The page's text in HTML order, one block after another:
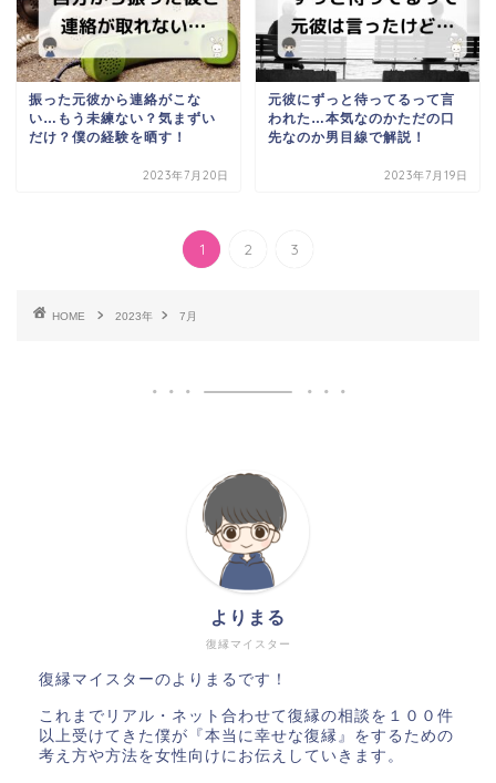
振った元彼から連絡がこな
い…もう未練ない？気まずい
だけ？僕の経験を晒す！
2023年7月20日
元彼にずっと待ってるって言
われた…本気なのかただの口
先なのか男目線で解説！
2023年7月19日
1 2 3
HOME 2023年 7月
復縁マイスター
よりまる
復縁マイスターのよりまるです！
これまでリアル・ネット合わせて復縁の相談を１００件
以上受けてきた僕が『本当に幸せな復縁』をするための
考え方や方法を女性向けにお伝えしていきます。